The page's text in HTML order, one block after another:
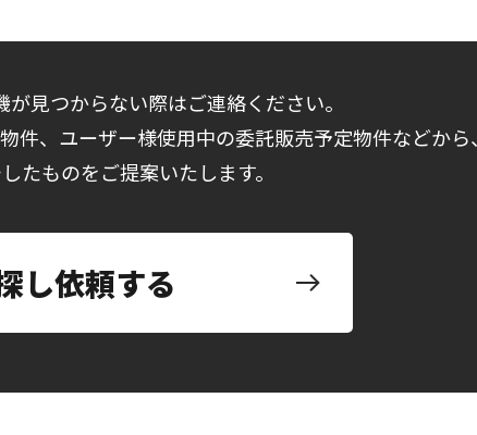
見つからない際はご連絡ください。
件、ユーザー様使用中の委託販売予定物件などから、
たものをご提案いたします。
し依頼する